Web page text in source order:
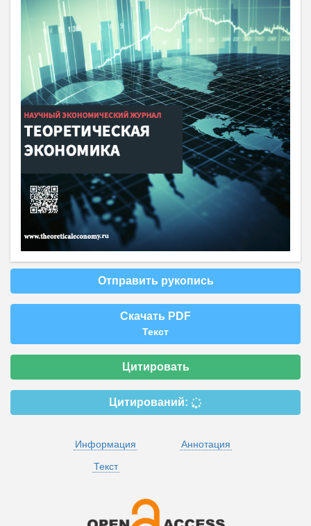
Отправить рукопись
Скачать PDF
Текст
Цитировать
Цитирований:
Информация
Аннотация
Текст